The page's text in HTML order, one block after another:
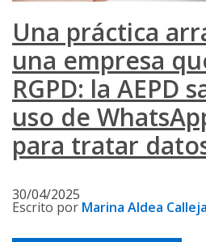
Una práctica
una empresa
RGPD: la AEPD
uso de
para tratar
30/04/2025
Escrito por Marina Aldea Calleja